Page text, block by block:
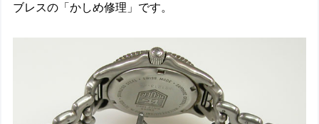
ブレスの「かしめ修理」です。